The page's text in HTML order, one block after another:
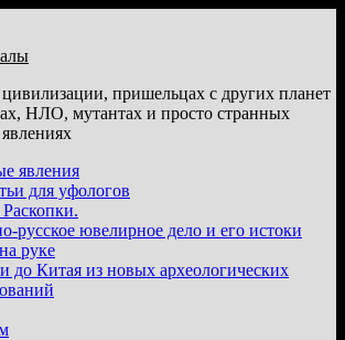
цивилизации, пришельцах с других планет
НЛО, мутантах и просто странных
явления
для уфологов
русское ювелирное дело и его истоки
руке
до Китая из новых археологических